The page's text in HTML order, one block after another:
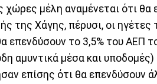
χώρες μέλη αναμένεται ότι
της Χάγης, πέρυσι, οι
επενδύσουν το 3,5% του ΑΕΠ
αμυντικά μέσα και
επίσης ότι θα επενδύσουν